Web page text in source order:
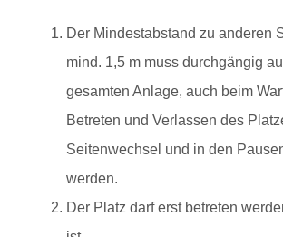
Der Mindestabstand zu anderen
mind. 1,5 m muss durchgängig
gesamten Anlage, auch beim
Betreten und Verlassen des
Seitenwechsel und in den
werden.
Der Platz darf erst betreten